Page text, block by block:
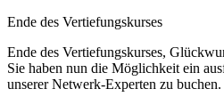
Ende des Vertiefungskurses
Ende des Vertiefungskurses,
Sie haben nun die Möglichkeit ein
unserer Netwerk-Experten zu buchen.